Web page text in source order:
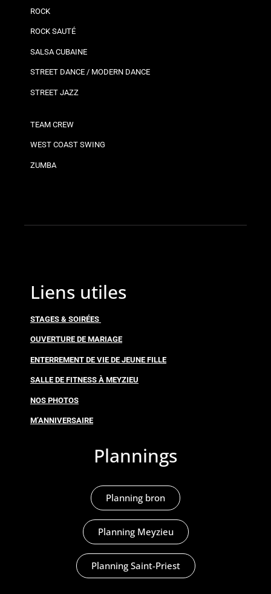
ROCK
ROCK SAUTÉ
SALSA CUBAINE
STREET DANCE / MODERN DANCE
STREET JAZZ
TEAM CREW
WEST COAST SWING
ZUMBA
Liens utiles
STAGES & SOIRÉES
OUVERTURE DE MARIAGE
ENTERREMENT DE VIE DE JEUNE FILLE
SALLE DE FITNESS À MEYZIEU
NOS PHOTOS
M’ANNIVERSAIRE
Plannings
Planning bron
Planning Meyzieu
Planning Saint-Priest